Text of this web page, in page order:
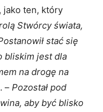
jako ten, który
Stwórcy świata,
stać się
bliskim jest dla
na drogę na
– Pozostał pod
aby być blisko